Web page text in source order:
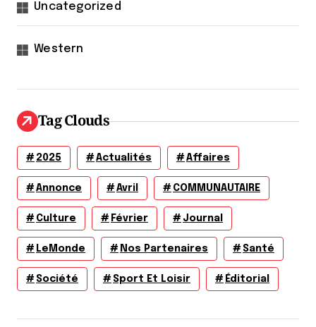
Uncategorized
Western
Tag Clouds
2025 Actualités Affaires
Annonce Avril COMMUNAUTAIRE
Culture Février Journal
LeMonde Nos Partenaires Santé
Société Sport Et Loisir Éditorial